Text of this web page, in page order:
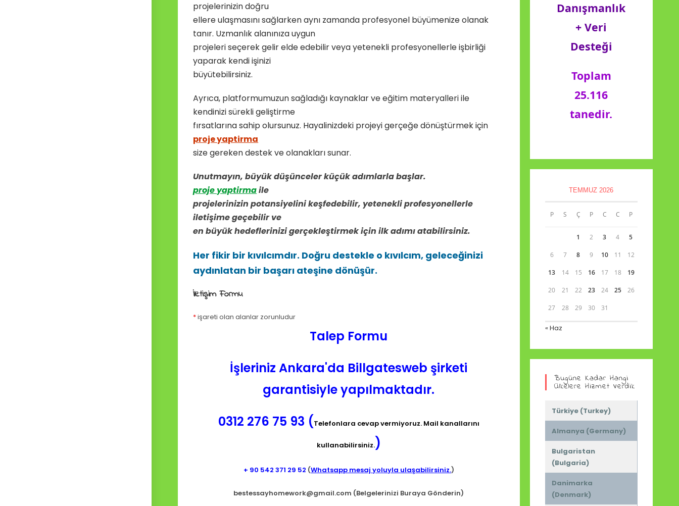
projelerinizin doğru
ellere ulaşmasını sağlarken aynı zamanda profesyonel büyümenize olanak
tanır. Uzmanlık alanınıza uygun
projeleri seçerek gelir elde edebilir veya yetenekli profesyonellerle işbirliği
yaparak kendi işinizi
büyütebilirsiniz.
Ayrıca, platformumuzun sağladığı kaynaklar ve eğitim materyalleri ile
kendinizi sürekli geliştirme
fırsatlarına sahip olursunuz. Hayalinizdeki projeyi gerçeğe dönüştürmek için
proje yaptirma
size gereken destek ve olanakları sunar.
Unutmayın, büyük düşünceler küçük adımlarla başlar.
proje yaptirmaile
projelerinizin potansiyelini keşfedebilir, yetenekli profesyonellerle
iletişime geçebilir ve
en büyük hedeflerinizi gerçekleştirmek için ilk adımı atabilirsiniz.
Her fikir bir kıvılcımdır. Doğru destekle o kıvılcım, geleceğinizi
aydınlatan bir başarı ateşine dönüşür.
İletişim Formu
*işareti olan alanlar zorunludur
Talep Formu
İşleriniz Ankara'da Billgatesweb şirketi
garantisiyle yapılmaktadır.
0312 276 75 93 (Telefonlara cevap vermiyoruz. Mail kanallarını
kullanabilirsiniz.)
+ 90 542 371 29 52 (Whatsapp mesaj yoluyla ulaşabilirsiniz.)
bestessayhomework@gmail.com (Belgelerinizi Buraya Gönderin)
Danışmanlık
+ Veri
Desteği
Toplam
25.116
tanedir.
TEMMUZ 2026
P S Ç P C C P
1 2 3 4 5
6 7 8 9 10 11 12
13 14 15 16 17 18 19
20 21 22 23 24 25 26
27 28 29 30 31
« Haz
Bugüne Kadar Hangi
Ülkelere Hizmet Verdik
Türkiye (Turkey)
Almanya (Germany)
Bulgaristan
(Bulgaria)
Danimarka
(Denmark)